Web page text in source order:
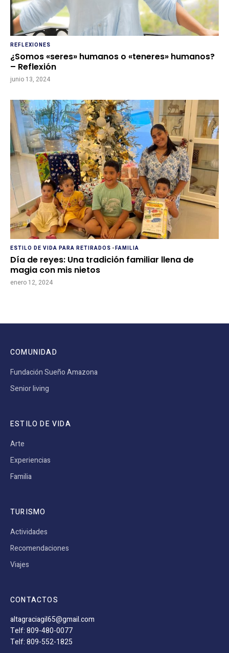
REFLEXIONES
¿Somos «seres» humanos o «teneres» humanos?
– Reflexión
junio 13, 2024
ESTILO DE VIDA PARA RETIRADOS -FAMILIA
Día de reyes: Una tradición familiar llena de
magia con mis nietos
enero 12, 2024
COMUNIDAD
Fundación Sueño Amazona
Senior living
ESTILO DE VIDA
Arte
Experiencias
Familia
TURISMO
Actividades
Recomendaciones
Viajes
CONTACTOS
altagraciagil65@gmail.com
Telf: 809-480-0077
Telf: 809-552-1825